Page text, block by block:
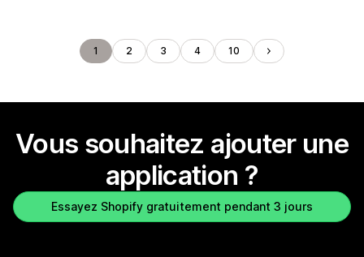
1 2 3 4 10
Vous souhaitez ajouter une
application ?
Essayez Shopify gratuitement pendant 3 jours